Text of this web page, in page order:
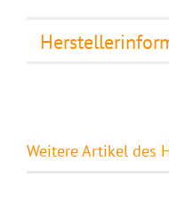
Weitere Artikel des